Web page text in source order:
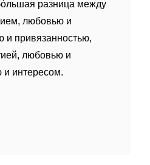
разница между
любовью и
и привязанностью,
любовью и
интересом.